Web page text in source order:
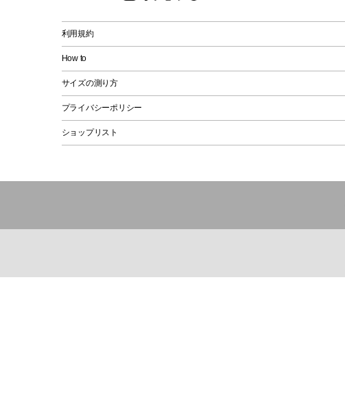
利用規約
How to
サイズの測り方
プライバシーポリシー
ショップリスト